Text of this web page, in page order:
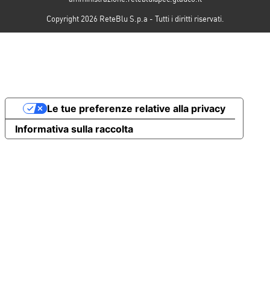
Copyright 2026 ReteBlu S.p.a - Tutti i diritti riservati.
Informativa sulla raccolta
Le tue preferenze relative alla privacy